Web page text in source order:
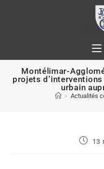
Montélimar-
projets
urbain
> Actualités
13